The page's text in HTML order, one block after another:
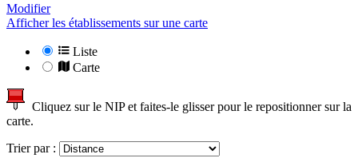
Modifier
Afficher les établissements sur une carte
Liste
Carte
Cliquez sur le NIP et faites-le glisser pour le repositionner sur la
carte.
Trier par :